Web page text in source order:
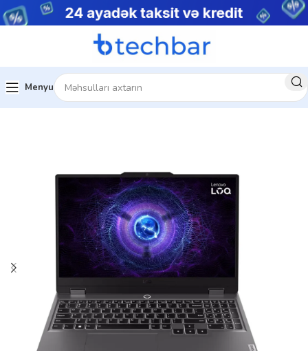
Menyu
Ev Noutbuklar Gaming Notebooklar